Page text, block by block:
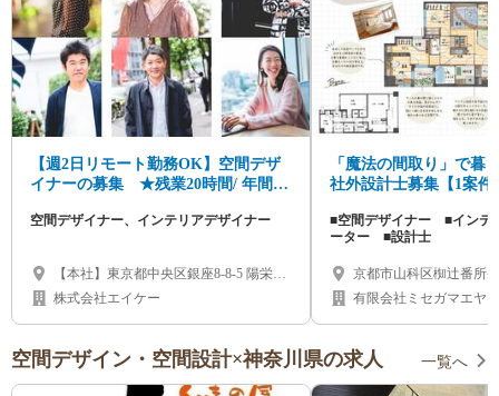
【週2日リモート勤務OK】空間デザ
イナーの募集 ★残業20時間/ 年間休
空間デザイナー、インテリアデザイナー
【本社】東京都中央区銀座8-8-5 陽栄銀
座ビル７F（大阪、福岡、名古屋支社あ
株式会社エイケー
「魔法の間取り」で暮
社外設計士募集【1案件
■空間デザイナー ■インテ
ーター ■設計士
京都市山科区椥辻番所
サイトコート椥辻202
有限会社ミセガマエヤ
空間デザイン・空間設計×神奈川県の求人 一覧へ